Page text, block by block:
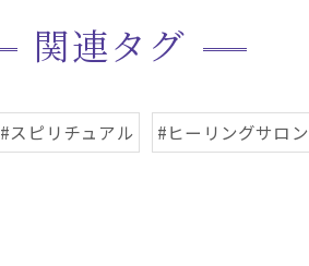
関連タグ
#スピリチュアル #ヒーリングサロン